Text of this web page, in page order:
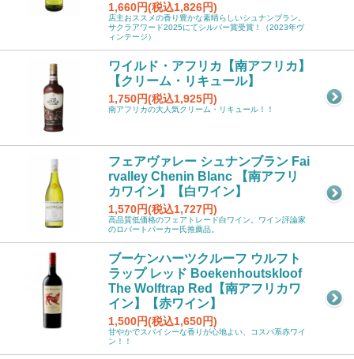
1,660円(税込1,826円)
店主おススメの香り豊かな素晴らしいシュナンブラン。
サクラアワード2025にてシルバー賞受賞！（2023年ヴ
ィンテージ）
ワイルド・アフリカ【南アフリカ】
【クリーム・リキュール】
1,750円(税込1,925円)
南アフリカの大人気クリーム・リキュール！！
フェアヴァレー シュナンブラン Fai
rvalley Chenin Blanc 【南アフリ
カワイン】【白ワイン】
1,570円(税込1,727円)
高品質低価格のフェアトレード白ワイン。ワイン評論家
のロバートパーカー氏推薦品。
ブーケンハーツクルーフ ウルフト
ラップ レッド Boekenhoutskloof
The Wolftrap Red【南アフリカワ
イン】【赤ワイン】
1,500円(税込1,650円)
甘やかでスパイシーな香りが心地よい、コスパ系赤ワイ
ン！！